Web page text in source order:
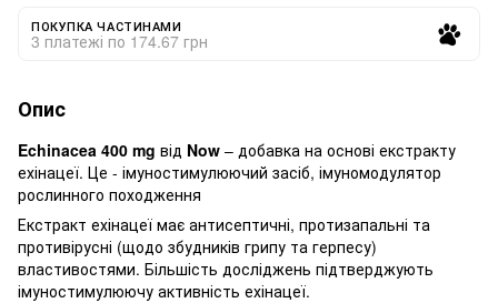
ПОКУПКА ЧАСТИНАМИ
3 платежі по 174.67 грн
Опис
Echinacea 400 mg від Now – добавка на основі екстракту
ехінацеї. Це - імуностимулюючий засіб, імуномодулятор
рослинного походження
Екстракт ехінацеї має антисептичні, протизапальні та
противірусні (щодо збудників грипу та герпесу)
властивостями. Більшість досліджень підтверджують
імуностимулюючу активність ехінацеї.